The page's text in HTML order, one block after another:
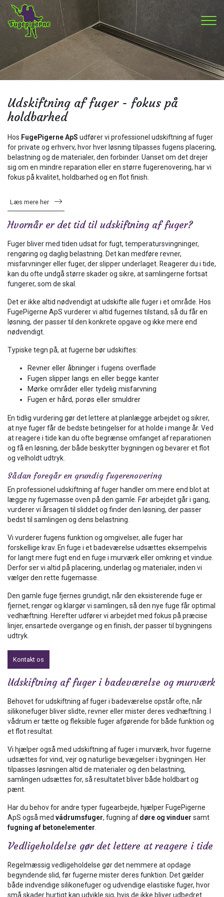
Gå
til
hovedindhold
Udskiftning af fuger - fokus på
holdbarhed
Hos FugePigerne ApS udfører vi professionel udskiftning af fuger
for private og erhverv, hvor hver løsning tilpasses fugens placering,
belastning og de materialer, den forbinder. Uanset om det drejer
sig om en mindre reparation eller en større fugerenovering, har vi
fokus på kvalitet, holdbarhed og en flot finish.
Læs mere her
Hvornår er det tid til udskiftning af fuger?
Fuger bliver med tiden udsat for fugt, temperatursvingninger,
rengøring og daglig belastning. Det kan medføre revner,
misfarvninger eller fuger, der slipper underlaget. Reagerer du i tide,
kan du ofte undgå større skader og sikre, at samlingerne fortsat
fungerer, som de skal.
Det er ikke altid nødvendigt at udskifte alle fuger i et område. Hos
FugePigerne ApS vurderer vi altid fugernes tilstand, så du får en
løsning, der passer til den konkrete opgave og ikke mere end
nødvendigt.
Typiske tegn på, at fugerne bør udskiftes:
Revner eller åbninger i fugens overflade
Fugen slipper langs en eller begge kanter
Mørke områder eller tydelig misfarvning
Fugen er hård, porøs eller smuldrer
En tidlig vurdering gør det lettere at planlægge arbejdet og sikrer,
at nye fuger får de bedste betingelser for at holde i mange år. Ved
at reagere i tide kan du ofte begrænse omfanget af reparationen
og få en løsning, der både beskytter bygningen og bevarer et flot
og velholdt udtryk.
Sådan foregår en grundig fugerenovering
En professionel udskiftning af fuger handler om mere end blot at
lægge ny fugemasse oven på den gamle. Før arbejdet går i gang,
vurderer vi årsagen til sliddet og finder den løsning, der passer
bedst til samlingen og dens belastning.
Vi vurderer fugens funktion og omgivelser, alle fuger har
forskellige krav. En fuge i et badeværelse udsættes eksempelvis
for langt mere fugt end en fuge i murværk eller omkring et vindue.
Derfor ser vi altid på placering, underlag og materialer, inden vi
vælger den rette fugemasse.
Den gamle fuge fjernes grundigt, når den eksisterende fuge er
fjernet, rengør og klargør vi samlingen, så den nye fuge får optimal
vedhæftning. Herefter udfører vi arbejdet med fokus på præcise
linjer, ensartede overgange og en finish, der passer til bygningens
udtryk.
Kontakt os
Udskiftning af fuger i badeværelse og murværk
Behovet for udskiftning af fuger i badeværelse opstår ofte, når
silikonefuger bliver slidte, revner eller mister deres vedhæftning. I
vådrum er tætte og fleksible fuger afgørende for både funktion og
et flot resultat.
Vi hjælper også med udskiftning af fuger i murværk, hvor fugerne
udsættes for vind, vejr og naturlige bevægelser i bygningen. Her
tilpasses løsningen altid de materialer og den belastning,
samlingen udsættes for, så resultatet bliver både holdbart og
pænt.
Har du behov for andre typer fugearbejde, hjælper FugePigerne
ApS også med vådrumsfuger, fugning afdøre og vinduer samt
fugning af betonelementer
Vedligeholdelse gør det lettere at reagere i tide
Regelmæssig vedligeholdelse gør det nemmere at opdage
begyndende slid, før fugerne mister deres funktion. Det gælder
både indvendige silikonefuger og udvendige elastiske fuger, hvor
små skader hurtigt kan udvikle sig, hvis de ikke bliver udbedret.